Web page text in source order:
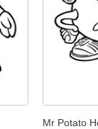
Mr Potato